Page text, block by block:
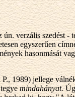
verzális szedést -
egyszerűen
hasonmását
1989) jellege
tegyemindahányat.